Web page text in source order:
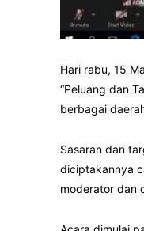
Hari rabu, 15
“Peluang dan
berbagai
Sasaran dan
diciptakannya
moderator dan